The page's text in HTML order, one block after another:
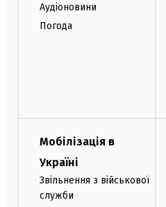
Аудіоновини
Погода
Мобілізація в
Україні
Звільнення з військової
служби